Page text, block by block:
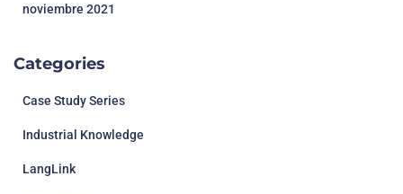
noviembre 2021
Categories
Case Study Series
Industrial Knowledge
LangLink